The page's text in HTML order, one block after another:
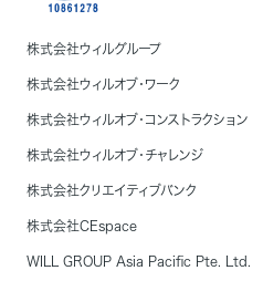
株式会社ウィルグループ
株式会社ウィルオブ・ワーク
株式会社ウィルオブ・コンストラクション
株式会社ウィルオブ・チャレンジ
株式会社クリエイティブバンク
株式会社CEspace
WILL GROUP Asia Pacific Pte. Ltd.
特定技能外国人は
解決する？受け入
とは
臨床検査業界のパイオニアと
式会社保健科学研究所。